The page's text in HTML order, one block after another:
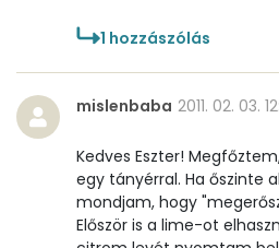
1 hozzászólás
mislenbaba 2011. 02. 03.
Kedves Eszter!
egy tányérral. Ha őszinte
mondjam, hogy
Először is a lime-ot